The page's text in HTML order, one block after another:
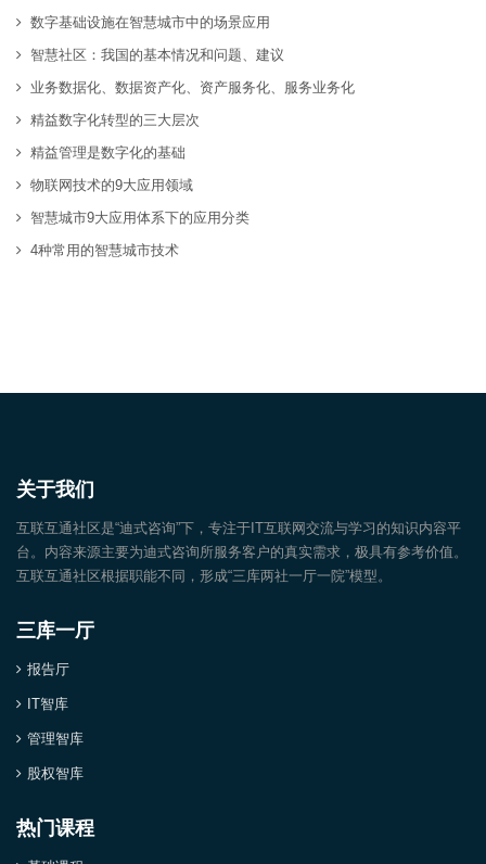
数字基础设施在智慧城市中的场景应用
智慧社区：我国的基本情况和问题、建议
业务数据化、数据资产化、资产服务化、服务业务化
精益数字化转型的三大层次
精益管理是数字化的基础
物联网技术的9大应用领域
智慧城市9大应用体系下的应用分类
4种常用的智慧城市技术
关于我们
互联互通社区是“迪式咨询”下，专注于IT互联网交流与学习的知识内容平
台。内容来源主要为迪式咨询所服务客户的真实需求，极具有参考价值。
互联互通社区根据职能不同，形成“三库两社一厅一院”模型。
三库一厅
报告厅
IT智库
管理智库
股权智库
热门课程